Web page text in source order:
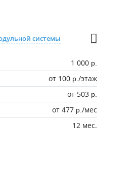
системы
1 000 р.
от 100 р./этаж
от 503 р.
от 477 р./мес
12 мес.